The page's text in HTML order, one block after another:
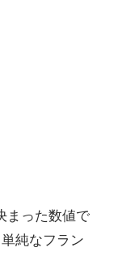
まった数値で
純なフラン